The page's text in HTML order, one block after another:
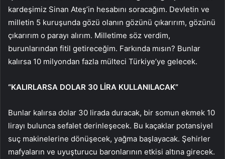
kardeşimiz Sinan Ateş’in hesabını soracağım. Devletin ve
milletin 5 kuruşunda gözü olanın gözünü çıkarırım, gözünü
çıkarırım o parayı alırım. Milletime söz verdim,
burunlarından fitil getireceğim. Farkında mısın? Bunlar
kalırsa 10 milyondan fazla mülteci Türkiye’ye gelecek.
“KALIRLARSA DOLAR 30 LİRA KULLANILACAK”
Bunlar kalırsa dolar 30 lirada duracak, bir somun ekmek 10
lirayı bulunca sefalet derinleşecek. Bu kaçaklar potansiyel
suç makinelerine dönüşecek, yağma başlayacak. Şehirler
mafyaların ve uyuşturucu baronlarının etkisi altına girecek.